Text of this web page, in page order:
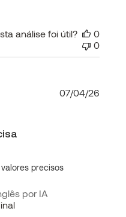
análise foi útil?
0
0
precisos
por IA
07/04/26